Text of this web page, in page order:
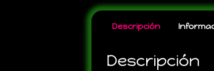
Descripción
Descripción